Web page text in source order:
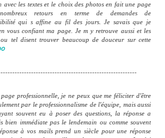
les textes et le choix des photos en fait une page
retours en terme de demandes de
qui s affine au fil des jours. Je savais que je
vous confiant ma page. Je m y retrouve aussi et les
tel disent trouver beaucoup de douceur sur cette
professionnelle, je ne peux que me féliciter d'être
par le professionnalisme de l'équipe, mais aussi
souvent eu à poser des questions, la réponse a
bien immédiate pas le lendemain ou comme souvent
à vos mails prend un siècle pour une réponse